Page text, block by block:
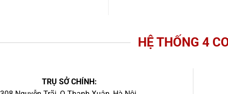
HỆ THỐNG 4
TRỤ SỞ CHÍNH: